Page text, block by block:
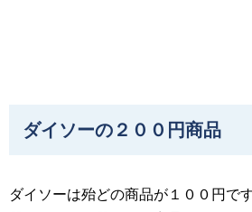
ダイソーの２００円商品
ダイソーは殆どの商品が１００円で